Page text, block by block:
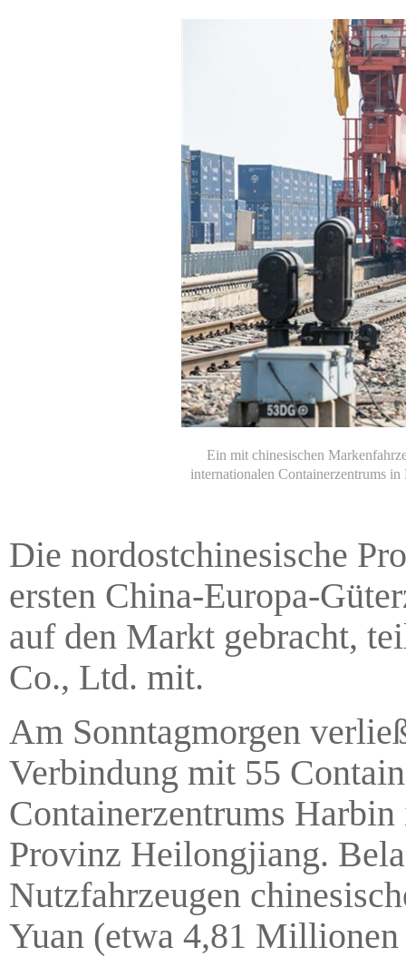
Ein mit chinesischen
internationalen Containerzentrums
Die nordostchinesische
ersten China-Europa-
auf den Markt gebracht,
Co., Ltd. mit.
Am Sonntagmorgen
Verbindung mit 55
Containerzentrums
Provinz Heilongjiang.
Nutzfahrzeugen
Yuan (etwa 4,81